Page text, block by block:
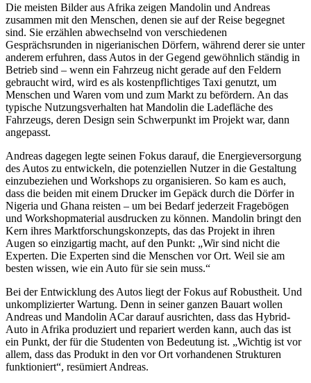
Die meisten Bilder aus Afrika zeigen Mandolin und Andreas
zusammen mit den Menschen, denen sie auf der Reise begegnet
sind. Sie erzählen abwechselnd von verschiedenen
Gesprächsrunden in nigerianischen Dörfern, während derer sie unter
anderem erfuhren, dass Autos in der Gegend gewöhnlich ständig in
Betrieb sind – wenn ein Fahrzeug nicht gerade auf den Feldern
gebraucht wird, wird es als kostenpflichtiges Taxi genutzt, um
Menschen und Waren vom und zum Markt zu befördern. An das
typische Nutzungsverhalten hat Mandolin die Ladefläche des
Fahrzeugs, deren Design sein Schwerpunkt im Projekt war, dann
angepasst.
Andreas dagegen legte seinen Fokus darauf, die Energieversorgung
des Autos zu entwickeln, die potenziellen Nutzer in die Gestaltung
einzubeziehen und Workshops zu organisieren. So kam es auch,
dass die beiden mit einem Drucker im Gepäck durch die Dörfer in
Nigeria und Ghana reisten – um bei Bedarf jederzeit Fragebögen
und Workshopmaterial ausdrucken zu können. Mandolin bringt den
Kern ihres Marktforschungskonzepts, das das Projekt in ihren
Augen so einzigartig macht, auf den Punkt: „Wir sind nicht die
Experten. Die Experten sind die Menschen vor Ort. Weil sie am
besten wissen, wie ein Auto für sie sein muss.“
Bei der Entwicklung des Autos liegt der Fokus auf Robustheit. Und
unkomplizierter Wartung. Denn in seiner ganzen Bauart wollen
Andreas und Mandolin ACar darauf ausrichten, dass das Hybrid-
Auto in Afrika produziert und repariert werden kann, auch das ist
ein Punkt, der für die Studenten von Bedeutung ist. „Wichtig ist vor
allem, dass das Produkt in den vor Ort vorhandenen Strukturen
funktioniert“, resümiert Andreas.